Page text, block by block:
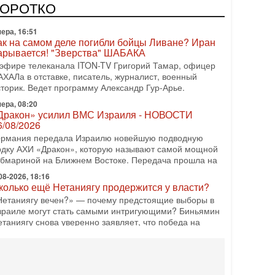
АХИ «Дракон» (Drakon), которая уже стала самой
субмариной в истории ЦАХАЛ. Но почему её
16:51
на самом деле погибли бойцы Ливане? Иран
"Зверства" ШАБАКА
телеканала ITON-TV Григорий Тамар, офицер
в отставке, писатель, журналист, военный
Ведет программу Александр Гур-Арье.
08:20
усилил ВМС Израиля - НОВОСТИ
08/2026
передала Израилю новейшую подводную
АХИ «Дракон», которую называют самой мощной
на Ближнем Востоке. Передача прошла на
2026, 18:16
ещё Нетаниягу продержится у власти?
вечен?» — почему предстоящие выборы в
могут стать самыми интригующими? Биньямин
снова уверенно заявляет, что победа на